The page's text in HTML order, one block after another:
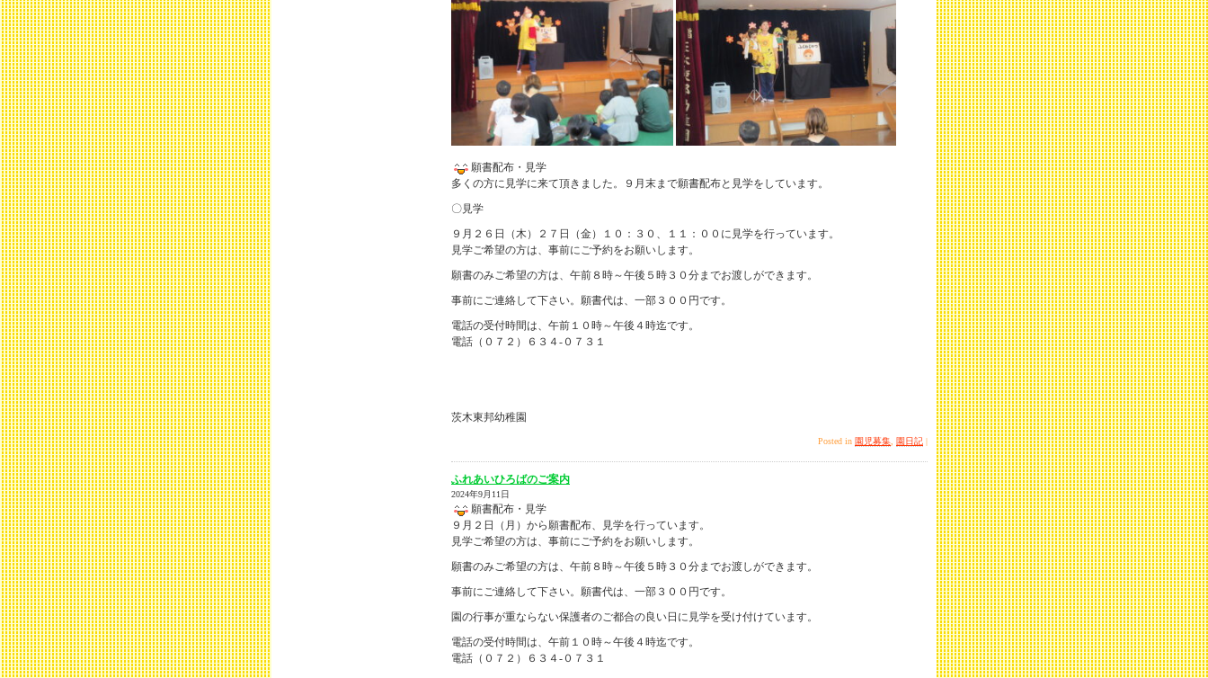
願書配布・見学
多くの方に見学に来て頂きました。９月末まで願書配布と見学をしています。
〇見学
９月２６日（木）２７日（金）１０：３０、１１：００に見学を行っています。
見学ご希望の方は、事前にご予約をお願いします。
願書のみご希望の方は、午前８時～午後５時３０分までお渡しができます。
事前にご連絡して下さい。願書代は、一部３００円です。
電話の受付時間は、午前１０時～午後４時迄です。
電話（０７２）６３４-０７３１
茨木東邦幼稚園
Posted in 園児募集 園日記 |
ふれあいひろばのご案内
2024年9月11日
願書配布・見学
９月２日（月）から願書配布、見学を行っています。
見学ご希望の方は、事前にご予約をお願いします。
願書のみご希望の方は、午前８時～午後５時３０分までお渡しができます。
事前にご連絡して下さい。願書代は、一部３００円です。
園の行事が重ならない保護者のご都合の良い日に見学を受け付けています。
電話の受付時間は、午前１０時～午後４時迄です。
電話（０７２）６３４-０７３１